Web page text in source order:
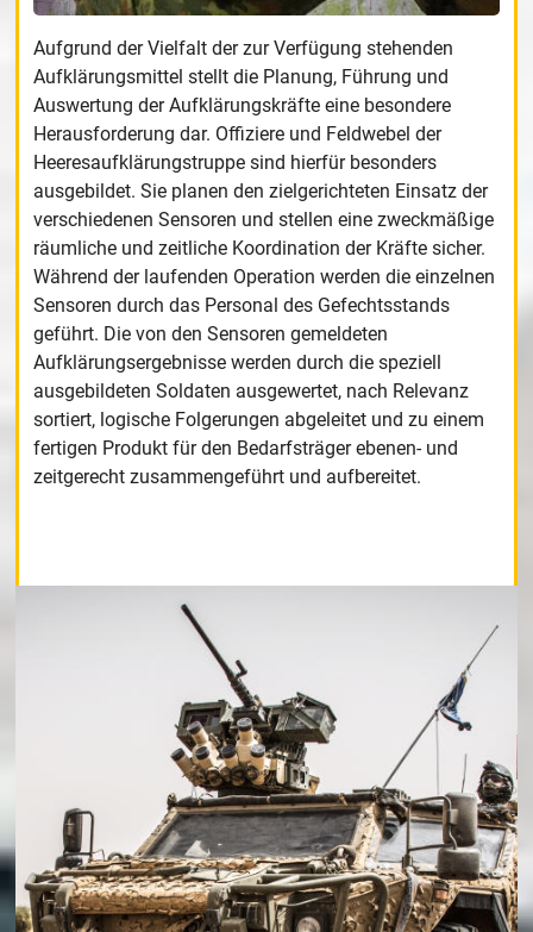
Aufgrund der Vielfalt der zur Verfügung stehenden
Aufklärungsmittel stellt die Planung, Führung und
Auswertung der Aufklärungskräfte eine besondere
Herausforderung dar. Offiziere und Feldwebel der
Heeresaufklärungstruppe sind hierfür besonders
ausgebildet. Sie planen den zielgerichteten Einsatz der
verschiedenen Sensoren und stellen eine zweckmäßige
räumliche und zeitliche Koordination der Kräfte sicher.
Während der laufenden Operation werden die einzelnen
Sensoren durch das Personal des Gefechtsstands
geführt. Die von den Sensoren gemeldeten
Aufklärungsergebnisse werden durch die speziell
ausgebildeten Soldaten ausgewertet, nach Relevanz
sortiert, logische Folgerungen abgeleitet und zu einem
fertigen Produkt für den Bedarfsträger ebenen- und
zeitgerecht zusammengeführt und aufbereitet.